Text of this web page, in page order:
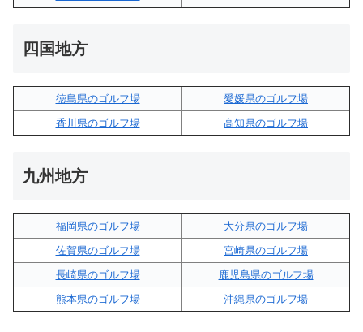
四国地方
徳島県のゴルフ場
愛媛県のゴルフ場
香川県のゴルフ場
高知県のゴルフ場
九州地方
福岡県のゴルフ場
大分県のゴルフ場
佐賀県のゴルフ場
宮崎県のゴルフ場
長崎県のゴルフ場
鹿児島県のゴルフ場
熊本県のゴルフ場
沖縄県のゴルフ場